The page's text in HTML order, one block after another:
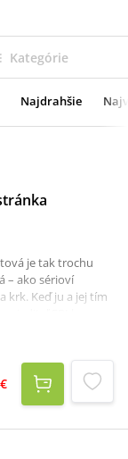
Kategórie
Najdrahšie
je tak trochu
– ako sérioví
krk. Keď ju a jej tím
na seba dlho čakať.
že za vraždou
za sebou desivý
tajomstvá.